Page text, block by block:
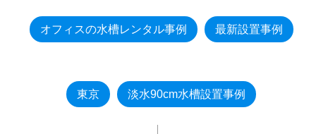
オフィスの水槽レンタル事例 最新設置事例
東京 淡水90cm水槽設置事例